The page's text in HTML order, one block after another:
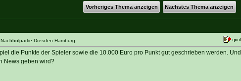
Vorheriges Thema anzeigen Nächstes Thema anzeigen
Dresden-Hamburg
die Punkte der Spieler sowie die 10.000 Euro pro Punkt gut geschrieben werden. Und
News geben wird?